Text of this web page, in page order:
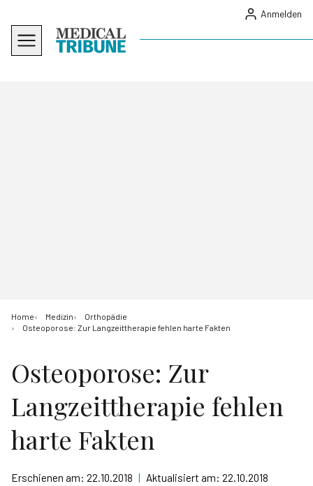
Anmelden
Home Medizin
Orthopädie
Osteoporose: Zur Langzeittherapie fehlen harte Fakten
Osteoporose: Zur
Langzeittherapie fehlen
harte Fakten
Erschienen am: 22.10.2018 | Aktualisiert am: 22.10.2018